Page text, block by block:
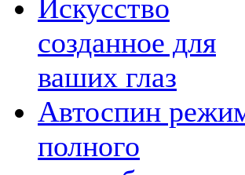
Искусство
созданное для
ваших глаз
Автоспин
полного